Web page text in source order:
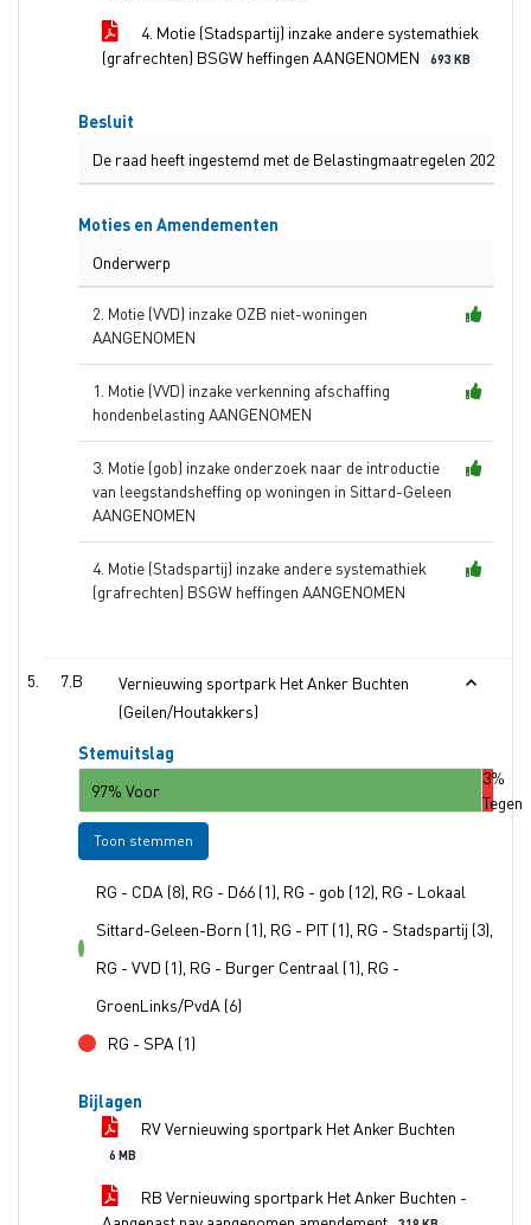
4. Motie (Stadspartij) inzake andere systemathiek
(grafrechten) BSGW heffingen AANGENOMEN
693 KB
Besluit
De raad heeft ingestemd met de Belastingmaatregelen 2026
Moties en Amendementen
Onderwerp
2. Motie (VVD) inzake OZB niet-woningen
AANGENOMEN
1. Motie (VVD) inzake verkenning afschaffing
hondenbelasting AANGENOMEN
3. Motie (gob) inzake onderzoek naar de introductie
van leegstandsheffing op woningen in Sittard-Geleen
AANGENOMEN
4. Motie (Stadspartij) inzake andere systemathiek
(grafrechten) BSGW heffingen AANGENOMEN
7.B
Vernieuwing sportpark Het Anker Buchten
(Geilen/Houtakkers)
Stemuitslag
97% Voor
3%
Tegen
Toon stemmen
voor
RG - CDA (8), RG - D66 (1), RG - gob (12), RG - Lokaal
Sittard-Geleen-Born (1), RG - PIT (1), RG - Stadspartij (3),
RG - VVD (1), RG - Burger Centraal (1), RG -
GroenLinks/PvdA (6)
RG - SPA (1)
Bijlagen
RV Vernieuwing sportpark Het Anker Buchten
6 MB
RB Vernieuwing sportpark Het Anker Buchten -